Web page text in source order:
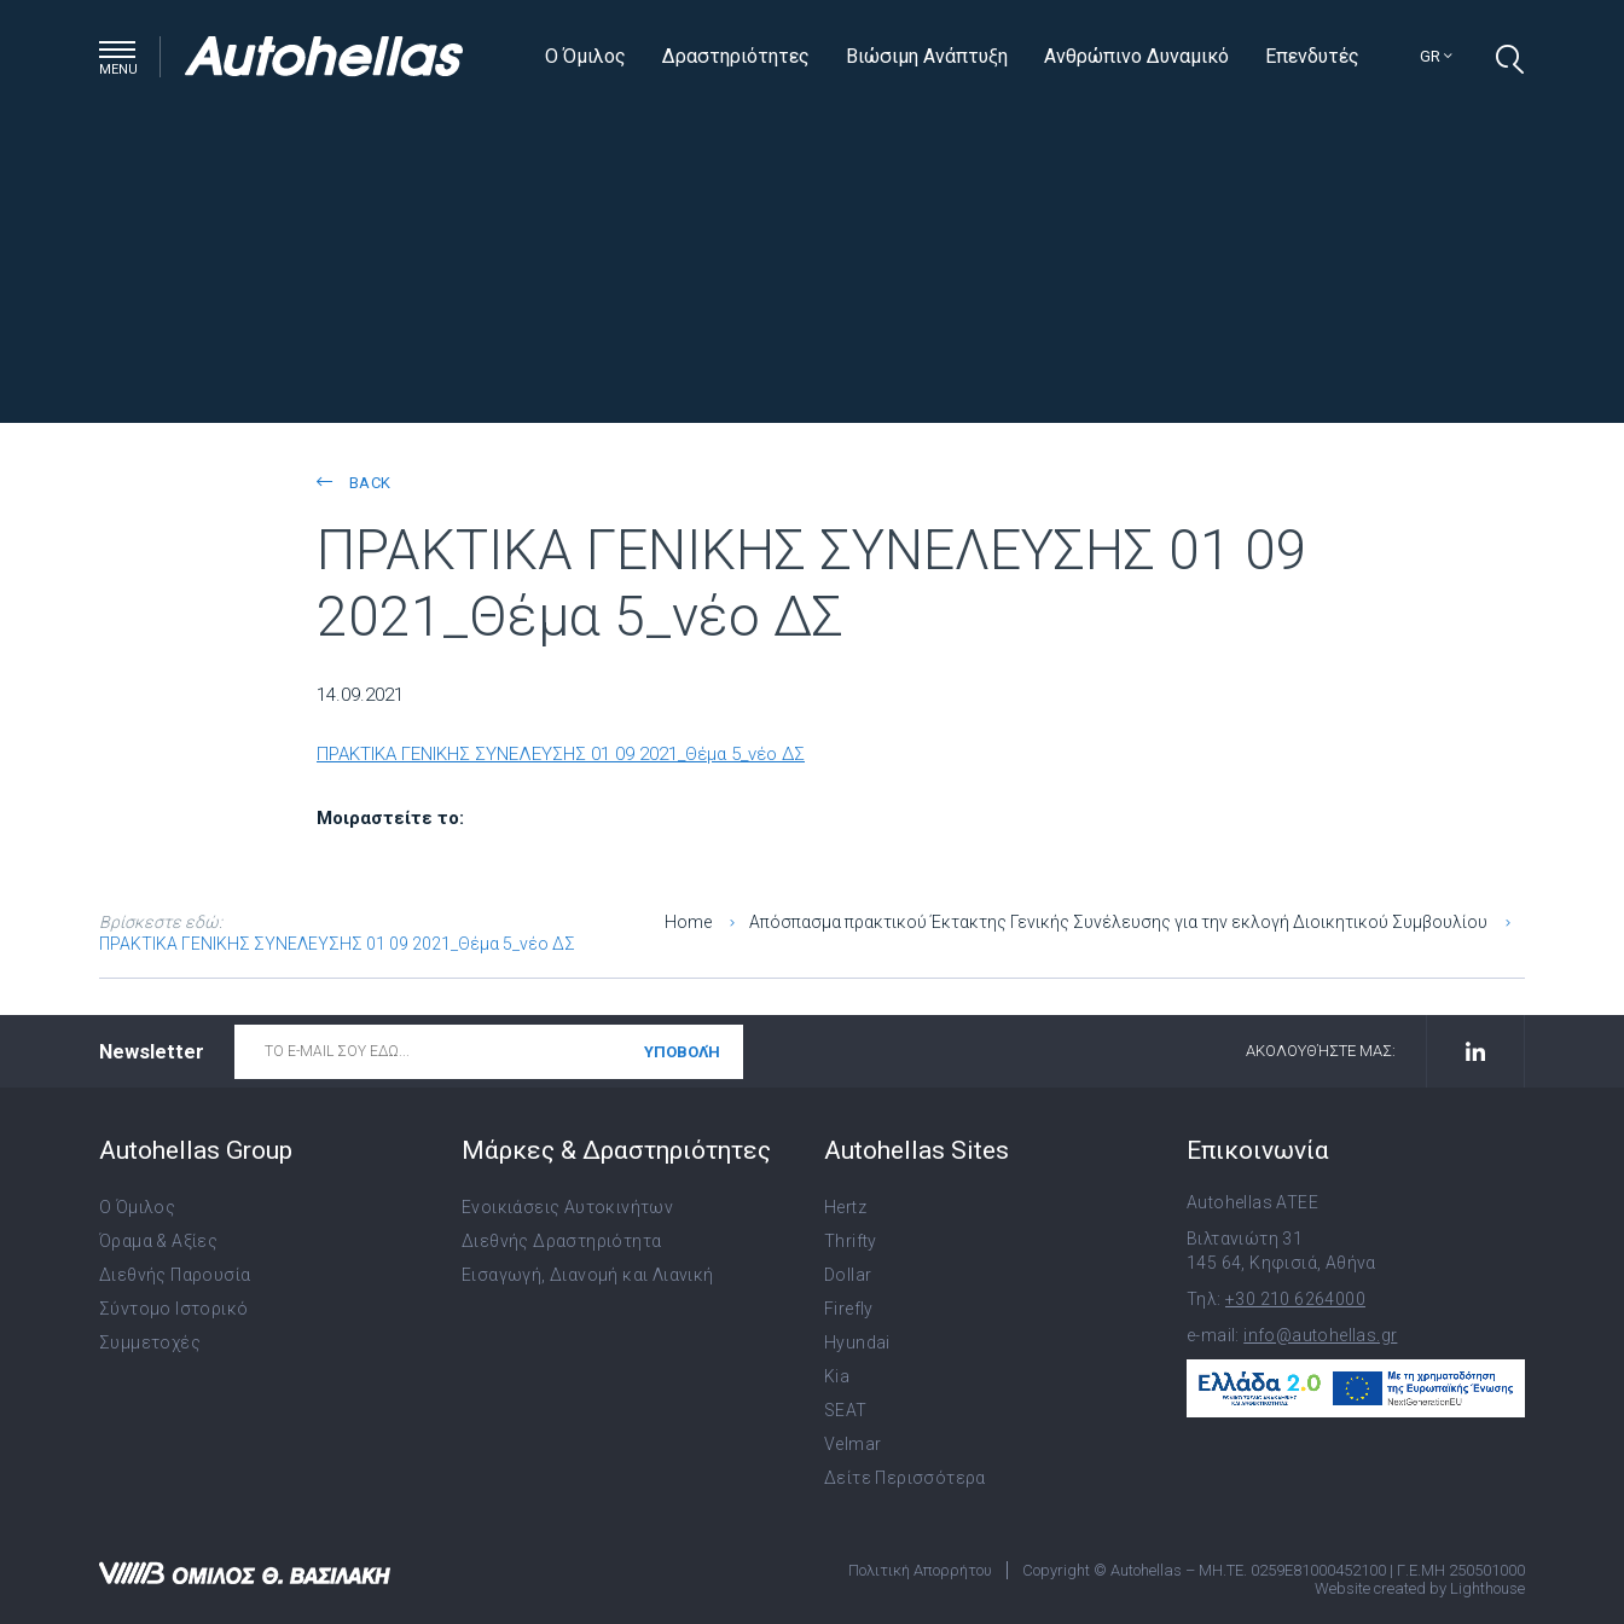
MENU
GR
Ο Όμιλος Δραστηριότητες Βιώσιμη Ανάπτυξη Ανθρώπινο Δυναμικό Επενδυτές
BACK
ΠΡΑΚΤΙΚΑ ΓΕΝΙΚΗΣ ΣΥΝΕΛΕΥΣΗΣ 01 09
2021_Θέμα 5_νέο ΔΣ
14.09.2021
ΠΡΑΚΤΙΚΑ ΓΕΝΙΚΗΣ ΣΥΝΕΛΕΥΣΗΣ 01 09 2021_Θέμα 5_νέο ΔΣ
Μοιραστείτε το:
Βρίσκεστε εδώ: Home
Απόσπασμα πρακτικού Έκτακτης Γενικής Συνέλευσης για την εκλογή Διοικητικού Συμβουλίου
ΠΡΑΚΤΙΚΑ ΓΕΝΙΚΗΣ ΣΥΝΕΛΕΥΣΗΣ 01 09 2021_Θέμα 5_νέο ΔΣ
Newsletter
ΑΚΟΛΟΥΘΉΣΤΕ ΜΑΣ:
Autohellas Group
Ο Όμιλος
Όραμα & Αξίες
Διεθνής Παρουσία
Σύντομο Ιστορικό
Συμμετοχές
Μάρκες & Δραστηριότητες
Ενοικιάσεις Αυτοκινήτων
Διεθνής Δραστηριότητα
Εισαγωγή, Διανομή και Λιανική
Autohellas Sites
Hertz
Thrifty
Dollar
Firefly
Hyundai
Kia
SEAT
Velmar
Δείτε Περισσότερα
Επικοινωνία
Autohellas ATEE
Βιλτανιώτη 31
145 64, Κηφισιά, Αθήνα
Τηλ: +30 210 6264000
e-mail: info@autohellas.gr
Copyright © Autohellas – ΜΗ.ΤΕ. 0259E81000452100 | Γ.Ε.ΜΗ 250501000
Website created by Lighthouse
Πολιτική Απορρήτου